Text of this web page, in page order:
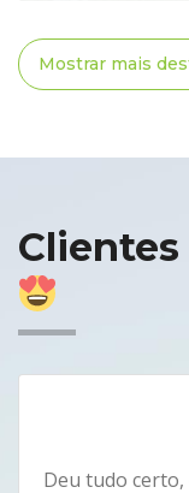
Mostrar mais
Clientes
Deu tudo